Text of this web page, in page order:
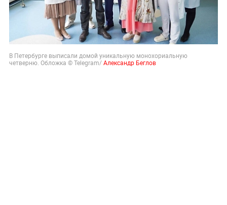
В Петербурге выписали домой уникальную монохориальную
четверню. Обложка © Telegram/Александр Беглов